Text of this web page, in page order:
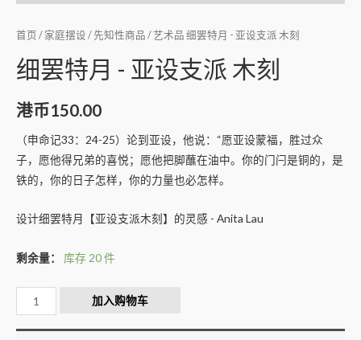
首页 / 家庭摆设 /先知性商品 /艺术品 细罢特月 - 亚设支派 木刻
细罢特月 - 亚设支派 木刻
港币150.00
（申命记33：24-25）论到亚设，他说：“愿亚设蒙福，胜过众
子，愿他得兄弟的喜悦；愿他把脚蘸在油中。你的门闩是铜的，是
铁的，你的日子怎样，你的力量也必怎样。
设计细罢特月【亚设支派木刻】的灵感 - Anita Lau
剩余量： 库存 20 件
加入购物车